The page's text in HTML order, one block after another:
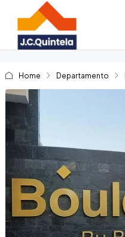
Home Departamento